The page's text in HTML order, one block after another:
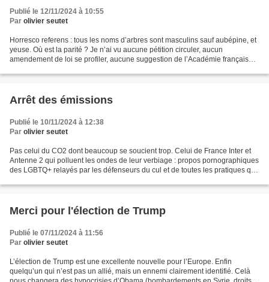
Publié le 12/11/2024 à 10:55
Par olivier seutet
Horresco referens : tous les noms d’arbres sont masculins sauf aubépine, et
yeuse. Où est la parité ? Je n’ai vu aucune pétition circuler, aucun
amendement de loi se profiler, aucune suggestion de l’Académie française
Arrêt des émissions
Publié le 10/11/2024 à 12:38
Par olivier seutet
Pas celui du CO2 dont beaucoup se soucient trop. Celui de France Inter et
Antenne 2 qui polluent les ondes de leur verbiage : propos pornographiques
des LGBTQ+ relayés par les défenseurs du cul et de toutes les pratiques qui
Merci pour l'élection de Trump
Publié le 07/11/2024 à 11:56
Par olivier seutet
L’élection de Trump est une excellente nouvelle pour l’Europe. Enfin
quelqu’un qui n’est pas un allié, mais un ennemi clairement identifié. Celà